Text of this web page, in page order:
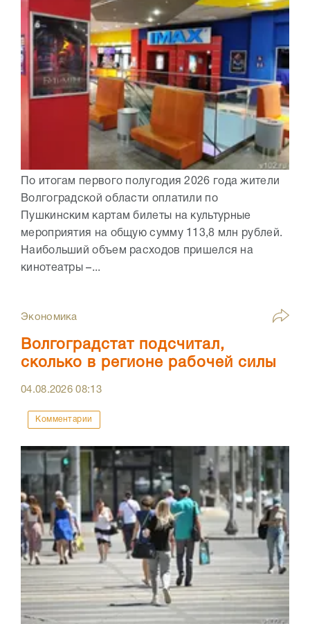
По итогам первого полугодия 2026 года жители
Волгоградской области оплатили по
Пушкинским картам билеты на культурные
мероприятия на общую сумму 113,8 млн рублей.
Наибольший объем расходов пришелся на
кинотеатры –...
Экономика
Волгоградстат подсчитал,
сколько в регионе рабочей силы
04.08.202608:13
Комментарии